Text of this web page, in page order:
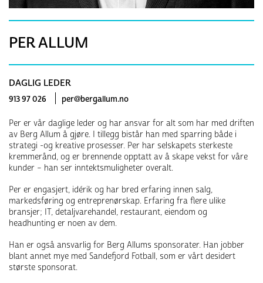
PER ALLUM
DAGLIG LEDER
913 97 026 per@bergallum.no
Per er vår daglige leder og har ansvar for alt som har med driften
av Berg Allum å gjøre. I tillegg bistår han med sparring både i
strategi -og kreative prosesser. Per har selskapets sterkeste
kremmerånd, og er brennende opptatt av å skape vekst for våre
kunder – han ser inntektsmuligheter overalt.
Per er engasjert, idérik og har bred erfaring innen salg,
markedsføring og entreprenørskap. Erfaring fra flere ulike
bransjer; IT, detaljvarehandel, restaurant, eiendom og
headhunting er noen av dem.
Han er også ansvarlig for Berg Allums sponsorater. Han jobber
blant annet mye med Sandefjord Fotball, som er vårt desidert
største sponsorat.